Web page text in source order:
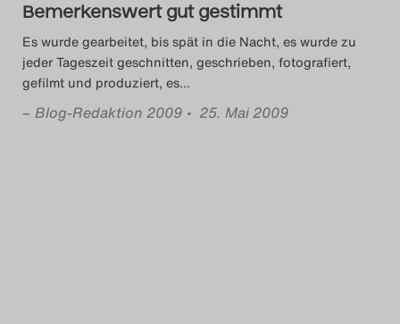
2025
Das Theatertreffen-Blog
Archiv
Bemerkenswert gut gestimmt
Es wurde gearbeitet, bis spät in die Nacht, es wurde zu
jeder Tageszeit geschnitten, geschrieben, fotografiert,
gefilmt und produziert, es…
– Blog-Redaktion 2009 • 25. Mai 2009